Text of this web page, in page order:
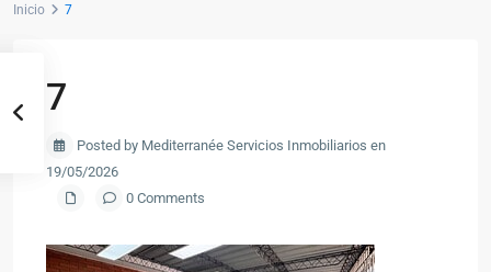
Inicio 7
7
Posted by Mediterranée Servicios Inmobiliarios en
19/05/2026
0 Comments